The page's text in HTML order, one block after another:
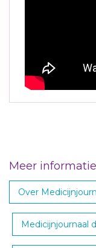
Meer informatie
Over
Medicijnjournaal